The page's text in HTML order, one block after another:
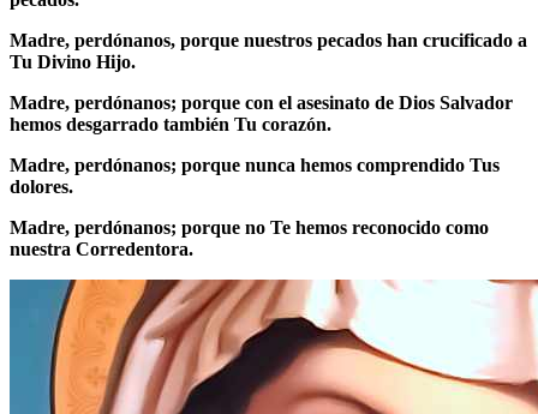
Madre, perdónanos, porque nuestros pecados han crucificado a
Tu Divino Hijo.
Madre, perdónanos; porque con el asesinato de Dios Salvador
hemos desgarrado también Tu corazón.
Madre, perdónanos; porque nunca hemos comprendido Tus
dolores.
Madre, perdónanos; porque no Te hemos reconocido como
nuestra Corredentora.